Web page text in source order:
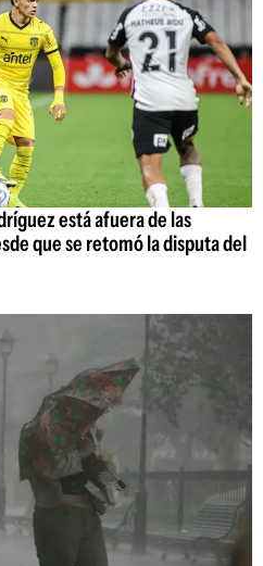
está afuera de las
que se retomó la disputa del